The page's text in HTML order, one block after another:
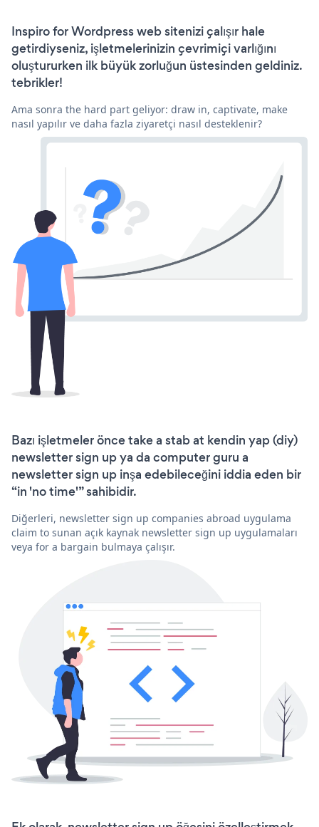
Inspiro for Wordpress web sitenizi çalışır hale
getirdiyseniz, işletmelerinizin çevrimiçi varlığını
oluştururken ilk büyük zorluğun üstesinden geldiniz.
tebrikler!
Ama sonra the hard part geliyor: draw in, captivate, make
nasıl yapılır ve daha fazla ziyaretçi nasıl desteklenir?
Bazı işletmeler önce take a stab at kendin yap (diy)
newsletter sign up ya da computer guru a
newsletter sign up inşa edebileceğini iddia eden bir
“in 'no time'” sahibidir.
Diğerleri, newsletter sign up companies abroad uygulama
claim to sunan açık kaynak newsletter sign up uygulamaları
veya for a bargain bulmaya çalışır.